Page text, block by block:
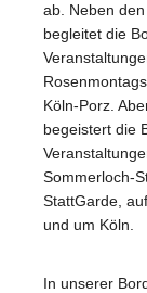
ab. Neben
begleitet die
Köln-Porz.
begeistert die
Sommerloch-
StattGarde,
und um Köln.
In unserer